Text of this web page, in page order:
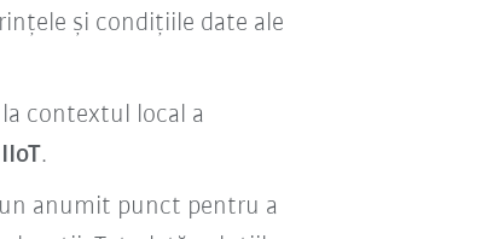
și condițiile date ale
contextul local a
.
anumit punct pentru a